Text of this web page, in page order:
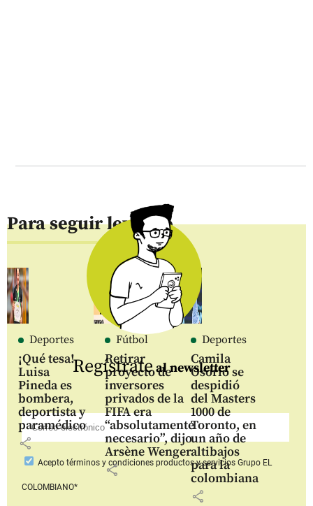
Para seguir leyendo
Deportes
¡Qué tesa!
Luisa
Pineda es
bombera,
deportista y
paramédico
share
Fútbol
Retirar
proyecto de
inversores
privados de la
FIFA era
“absolutamente
necesario”, dijo
Arsène Wenger
share
Deportes
Camila
Osorio se
despidió
del Masters
1000 de
Toronto, en
un año de
altibajos
para la
colombiana
share
Regístrateal newsletter
Aceptotérminos y condiciones productos y serviciosGrupo EL
COLOMBIANO*